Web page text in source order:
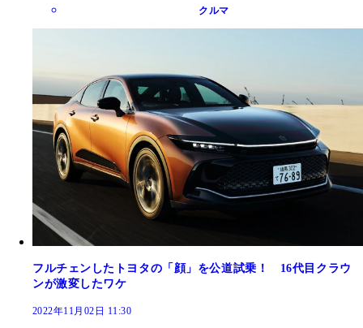
クルマ
フルチェンしたトヨタの「顔」を公道試乗！ 16代目クラウ
ンが激変したワケ
2022年11月02日 11:30